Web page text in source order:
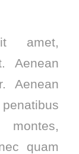
amet,
Aenean
Aenean
quam